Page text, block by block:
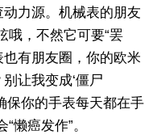
力源。机械表的朋友
哦，不然它可要“罢
有朋友圈，你的欧米
让我变成‘僵尸
保你的手表每天都在手
懒癌发作”。